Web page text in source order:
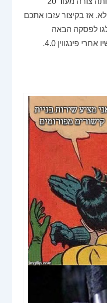
אז בקיצור עזבו אתכם
לפסקה הבאה
פינגווין 4.0.